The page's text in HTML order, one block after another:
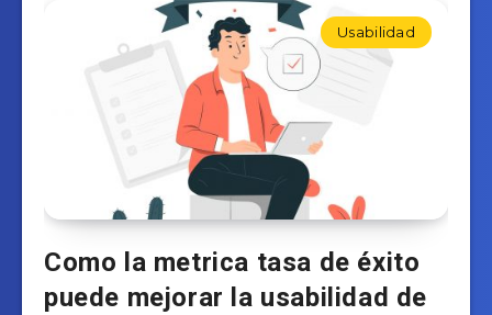
Usabilidad
Como la metrica tasa de éxito
puede mejorar la usabilidad de